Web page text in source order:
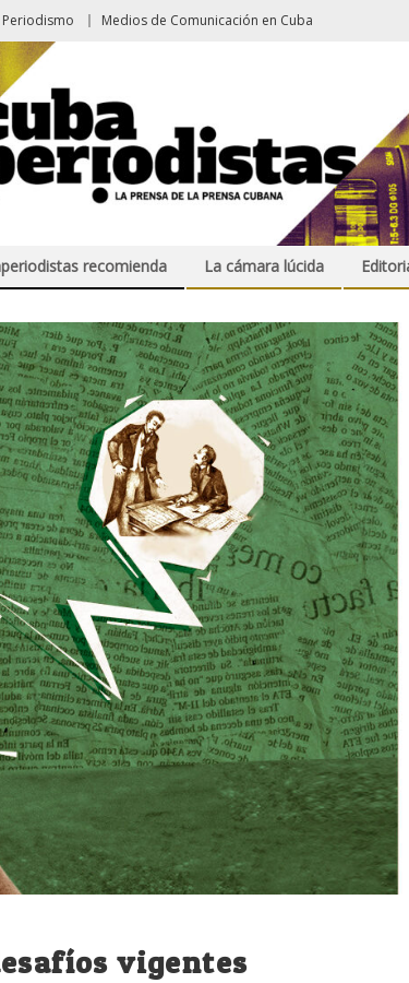
Medios de Comunicación en Cuba
recomienda La cámara lúcida
vigentes